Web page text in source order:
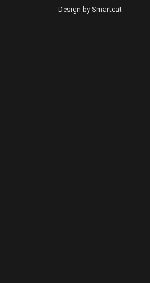
Design by Smartcat